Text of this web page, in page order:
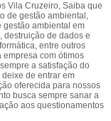
Vila Cruzeiro, Saiba que
de gestão ambiental,
gestão ambiental em
destruição de dados e
entre outros
empresa com ótimos
a satisfação do
de entrar em
oferecida para nossos
busca sempre sanar a
aos questionamentos